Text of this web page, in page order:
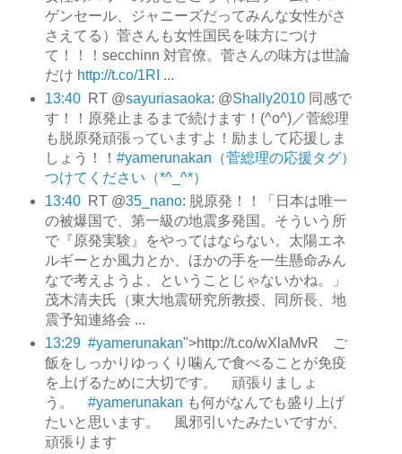
ゲンセール、ジャニーズだってみんな女性がさ
さえてる）菅さんも女性国民を味方につけ
て！！！secchinn 対官僚。菅さんの味方は世論
だけ http://t.co/1RI ...
13:40
RT @sayuriasaoka: @Shally2010同感で
す！！原発止まるまで続けます！(^o^)／菅総理
も脱原発頑張っていますよ！励まして応援しま
しょう！！ #yamerunakan（菅総理の応援タグ）
つけてください（*^_^*）
13:40
RT @35_nano: 脱原発！！「日本は唯一
の被爆国で、第一級の地震多発国。そういう所
で『原発実験』をやってはならない。太陽エネ
ルギーとか風力とか、ほかの手を一生懸命みん
なで考えようよ、ということじゃないかね。」
茂木清夫氏（東大地震研究所教授、同所長、地
震予知連絡会 ...
13:29 #yamerunakan">http://t.co/wXlaMvR ご
飯をしっかりゆっくり噛んで食べることが免疫
を上げるために大切です。 頑張りましょ
う。 #yamerunakan も何がなんでも盛り上げ
たいと思います。 風邪引いたみたいですが、
頑張ります